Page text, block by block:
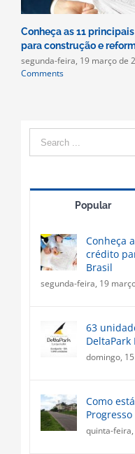
Conheça as 11
para construção e
segunda-feira, 19 março de
Comments
Search
for:
Popular
Conheça
crédito
Brasil
segunda-feira, 19
63
DeltaPark
domingo,
Como
quinta-